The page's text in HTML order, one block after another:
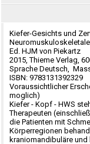
Kiefer-Gesichts und
Ed. HJM von Piekartz
2015, Thieme Verlag,
Sprache Deutsch,
ISBN: 9783131392329
Voraussichtlicher
moglich)
Kiefer - Kopf - HWS
Therapeuten
die Patienten mit
Körperregionen
kraniomandibuläre